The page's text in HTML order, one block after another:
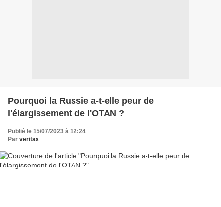
Pourquoi la Russie a-t-elle peur de
l'élargissement de l'OTAN ?
Publié le 15/07/2023 à 12:24
Par veritas